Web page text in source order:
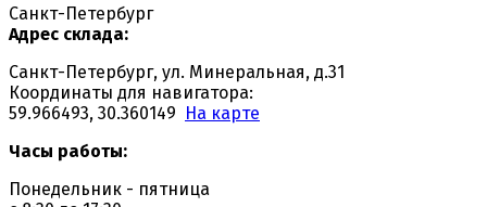
Санкт-Петербург
Адрес склада:
Санкт-Петербург, ул. Минеральная, д.31
Координаты для навигатора:
59.966493, 30.360149 На карте
Часы работы:
Понедельник - пятница